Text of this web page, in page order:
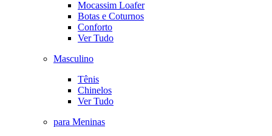
Mocassim Loafer
Botas e Coturnos
Conforto
Ver Tudo
Masculino
Tênis
Chinelos
Ver Tudo
para Meninas